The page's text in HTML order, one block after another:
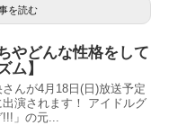
を読む
やどんな性格をして
ム】
んが4月18日(日)放送予定
演されます！ アイドルグ
」の元...